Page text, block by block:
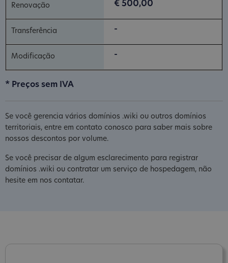
€ 500,00
-
-
* Preços sem IVA
Se você gerencia vários domínios .wiki ou outros domínios
territoriais, entre em contato conosco para saber mais sobre
nossos descontos por volume.
Se você precisar de algum esclarecimento para registrar
domínios .wiki ou contratar um serviço de hospedagem, não
hesite em nos contatar.